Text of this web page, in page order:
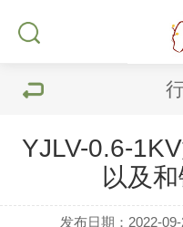
YJLV-0.6-
以及
发布日期：2022-